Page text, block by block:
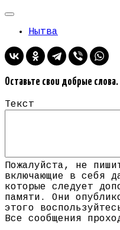
Нытва
Оставьте свои добрые слова.
Текст
Пожалуйста, не
включающие в себя
которые следует
памяти. Они
этого
Все сообщения